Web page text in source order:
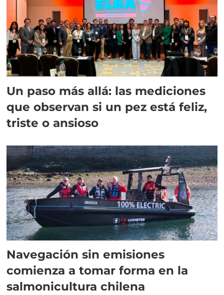
Un paso más allá: las mediciones
que observan si un pez está feliz,
triste o ansioso
Navegación sin emisiones
comienza a tomar forma en la
salmonicultura chilena